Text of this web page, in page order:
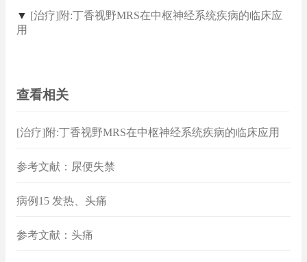
▼ [治疗]附:丁香视野MRS在中枢神经系统疾病的临床应
用
查看相关
[治疗]附:丁香视野MRS在中枢神经系统疾病的临床应用
参考文献：尿便失禁
病例15 发热、头痛
参考文献：头痛